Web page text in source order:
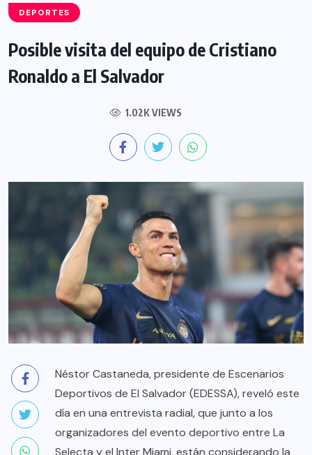
DEPORTES
Posible visita del equipo de Cristiano
Ronaldo a El Salvador
1.02K VIEWS
Néstor Castaneda, presidente de Escenarios
Deportivos de El Salvador (EDESSA), reveló este
día en una entrevista radial, que junto a los
organizadores del evento deportivo entre La
Selecta y el Inter Miami, están considerando la